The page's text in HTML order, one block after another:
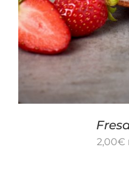
2,00€